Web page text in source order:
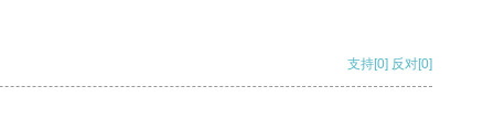
支持[0] 反对[0]